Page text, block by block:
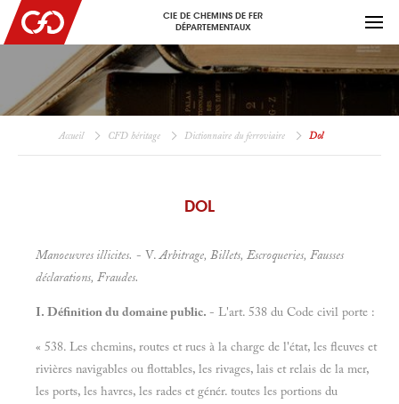
CIE DE CHEMINS DE FER
DÉPARTEMENTAUX
Accueil CFD héritage Dictionnaire du ferroviaire Dol
DOL
Manoeuvres illicites. - V.Arbitrage, Billets, Escroqueries, Fausses
déclarations, Fraudes.
I. Définition du domaine public. - L'art. 538 du Code civil porte :
« 538. Les chemins, routes et rues à la charge de l'état, les fleuves et
rivières navigables ou flottables, les rivages, lais et relais de la mer,
les ports, les havres, les rades et génér. toutes les portions du